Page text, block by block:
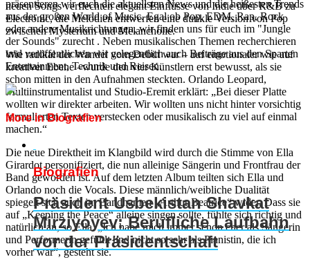
neuen Songs verflechten elegant Einflüsse von Indie über R&B zu
Electronic, die Melodien entwerfen eine dunkle Version von Pop
zwischen Mysterium und Melancholie.
Wie radikal der Wandel vom Debüt war – auf emotionaler wie auf
kreativer Ebene –wurde den vier Künstlern erst bewusst, als sie
schon mitten in den Aufnahmen steckten. Orlando Leopard,
Multiinstrumentalist und Studio-Eremit erklärt: „Bei dieser Platte
wollten wir direkter arbeiten. Wir wollten uns nicht hinter vorsichtig
formulierten Texten verstecken oder musikalisch zu viel auf einmal
machen.“
Die neue Direktheit im Klangbild wird durch die Stimme von Ella
Girardot personifiziert, die nun alleinige Sängerin und Frontfrau der
Band geworden ist. Auf dem letzten Album teilten sich Ella und
Orlando noch die Vocals. Diese männlich/weibliche Dualität
spiegelt sich auch im Bandnamen „Arthur Beatrice“ wider. Dass sie
auf „Keeping the Peace“ alleine singen sollte, fühlte sich richtig und
natürlich an, so Ella. „Ich habe mich immer schon eher als Sängerin
und Performerin gefühlt und nicht so sehr als Pianistin, die ich
vorher war“, gesteht sie.
präsentieren wir euch die aktuellsten News und die heißesten Trends
aus der großen World of Music. Egal ob Pop, EDM, Rap, Rock
oder andere Musikrichtungen, wir finden uns für euch im "Jungle
der Sounds" zurecht . Neben musikalischen Themen recherchieren
und veröffentlichen wir gelegentlich auch Beiträge aus den Sparten
Entertainment, Technik und Reisen.
More in Biografien
Biografien
Präsident Usbekistan Shavkat
Mirziyoyev: Berufliche Laufbahn
vor der Präsidentschaft